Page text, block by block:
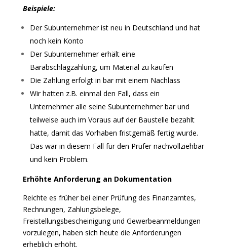
Beispiele:
Der Subunternehmer ist neu in Deutschland und hat
noch kein Konto
Der Subunternehmer erhält eine
Barabschlagzahlung, um Material zu kaufen
Die Zahlung erfolgt in bar mit einem Nachlass
Wir hatten z.B. einmal den Fall, dass ein
Unternehmer alle seine Subunternehmer bar und
teilweise auch im Voraus auf der Baustelle bezahlt
hatte, damit das Vorhaben fristgemäß fertig wurde.
Das war in diesem Fall für den Prüfer nachvollziehbar
und kein Problem.
Erhöhte Anforderung an Dokumentation
Reichte es früher bei einer Prüfung des Finanzamtes,
Rechnungen, Zahlungsbelege,
Freistellungsbescheinigung und Gewerbeanmeldungen
vorzulegen, haben sich heute die Anforderungen
erheblich erhöht.